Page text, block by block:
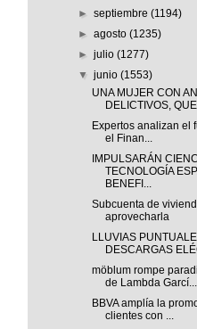
►septiembre(1194)
►agosto(1235)
►julio(1277)
▼junio(1553)
UNA MUJER CON
DELICTIVOS,
Expertos analizan el
el Finan...
IMPULSARÁN
TECNOLOGÍA
BENEFI...
Subcuenta de
aprovecharla
LLUVIAS
DESCARGAS
möblum rompe
de Lambda Garcí...
BBVA amplía la
clientes con ...